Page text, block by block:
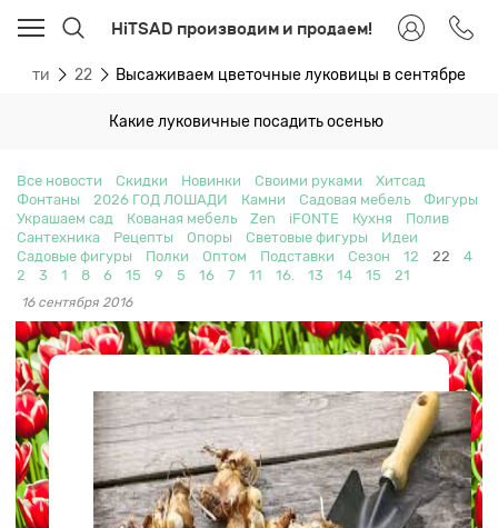
HiTSAD производим и продаем!
22 Высаживаем цветочные луковицы в сентябре
Какие луковичные посадить осенью
Все новости Скидки Новинки Своими руками
Хитсад
Фонтаны
2026 ГОД ЛОШАДИ Камни Садовая мебель
Фигуры
Украшаем сад
Кованая мебель Zen iFONTE Кухня
Полив
Сантехника
Рецепты Опоры Световые фигуры
Идеи
Садовые фигуры
Полки Оптом Подставки Сезон 12 22
4
2
3 1 8 6 15 9 5 16 7 11 16. 13 14 15 21
16 сентября 2016